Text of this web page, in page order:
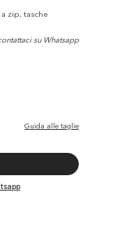
zip, tasche
su Whatsapp
Guida alle taglie